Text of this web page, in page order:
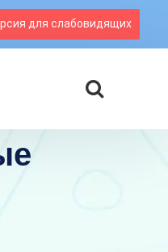
для слабовидящих